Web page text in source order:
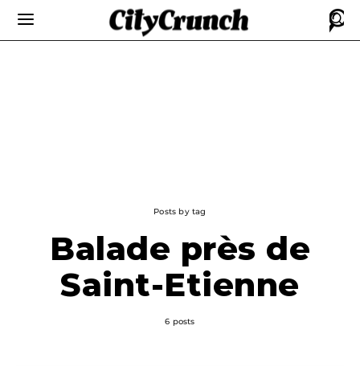
Posts by tag
Balade près de
Saint-Etienne
6 posts